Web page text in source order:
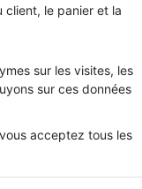
dessinées
Relation d'aide
société, politique
jeunes
hop
Adoration
fiction
(enfin…)
client, le panier et la
sur les visites, les
sur ces données
acceptez tous les